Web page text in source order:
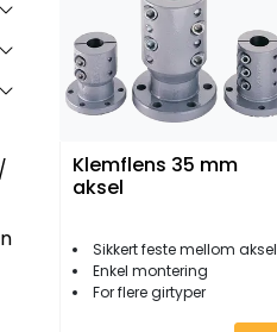
Klemflens 35 mm
aksel
Sikkert feste mellom aksel og gir
Enkel montering
For flere girtyper